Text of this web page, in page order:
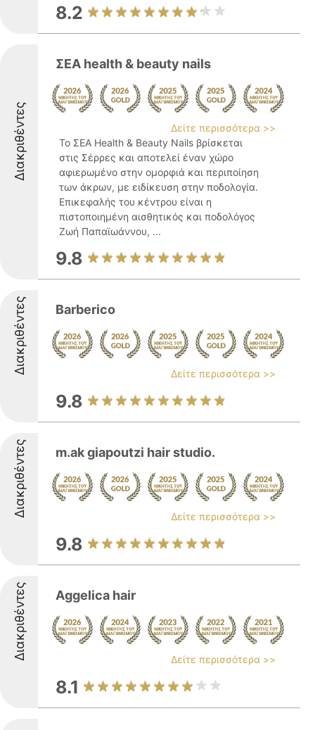
8.2
Διακριθέντες
ΣΕΑ health & beauty nails
Δείτε περισσότερα >>
Το ΣΕΑ Health & Beauty Nails βρίσκεται
στις Σέρρες και αποτελεί έναν χώρο
αφιερωμένο στην ομορφιά και περιποίηση
των άκρων, με ειδίκευση στην ποδολογία.
Επικεφαλής του κέντρου είναι η
πιστοποιημένη αισθητικός και ποδολόγος
Ζωή Παπαϊωάννου, ...
9.8
Διακριθέντες Barberico
Δείτε περισσότερα >>
9.8
Διακριθέντες m.ak giapoutzi hair studio.
Δείτε περισσότερα >>
9.8
Διακριθέντες Aggelica hair
Δείτε περισσότερα >>
8.1